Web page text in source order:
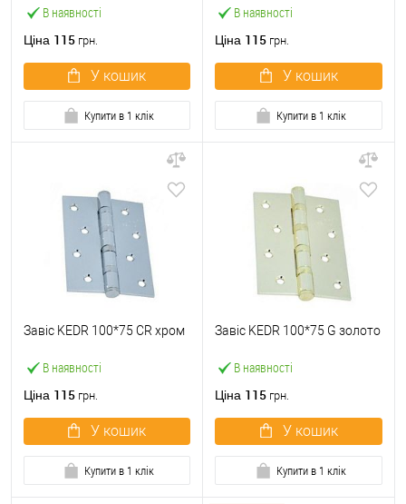
В наявності
Ціна 115 грн.
У кошик
Купити в 1 клік
В наявності
Ціна 115 грн.
У кошик
Купити в 1 клік
В наявності
Завіс KEDR 100*75 CR хром
Ціна 115 грн.
У кошик
Купити в 1 клік
В наявності
Завіс KEDR 100*75 G золото
Ціна 115 грн.
У кошик
Купити в 1 клік